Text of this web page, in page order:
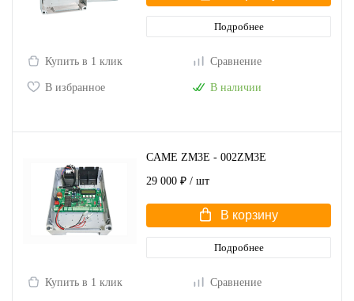
Подробнее
Купить в 1 клик Сравнение
В избранное В наличии
CAME ZM3E - 002ZM3E
29 000 ₽ / шт
В корзину
Подробнее
Купить в 1 клик Сравнение